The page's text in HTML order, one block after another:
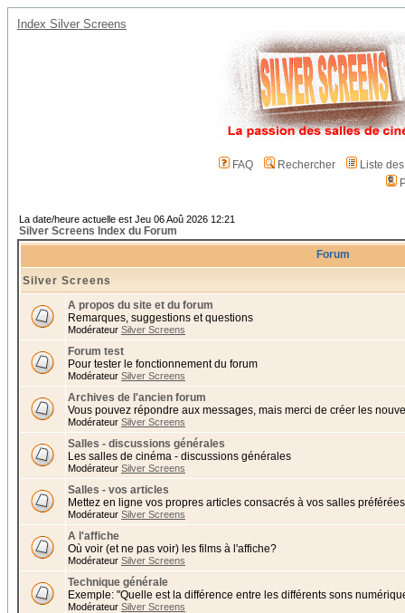
Index Silver Screens
FAQ Rechercher
Liste
La date/heure actuelle est Jeu 06 Aoû 2026 12:21
Silver Screens Index du Forum
Forum
Silver Screens
A propos du site et du forum
Remarques, suggestions et questions
Modérateur Silver Screens
Forum test
Pour tester le fonctionnement du forum
Modérateur Silver Screens
Archives de l'ancien forum
Vous pouvez répondre aux messages, mais merci de créer les
Modérateur Silver Screens
Salles - discussions générales
Les salles de cinéma - discussions générales
Modérateur Silver Screens
Salles - vos articles
Mettez en ligne vos propres articles consacrés à vos salles
Modérateur Silver Screens
A l'affiche
Où voir (et ne pas voir) les films à l'affiche?
Modérateur Silver Screens
Technique générale
Exemple: "Quelle est la différence entre les différents sons
Modérateur Silver Screens